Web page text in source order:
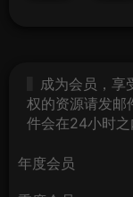
成为会员，享
权的资源请发
件会在24小时之
年度会员